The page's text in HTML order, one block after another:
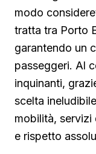
modo
tratta tra Porto
garantendo un
passeggeri. Al
inquinanti,
scelta
mobilità,
e rispetto